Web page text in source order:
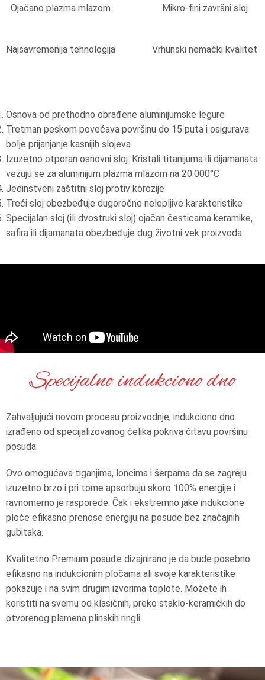
Ojačano plazma mlazom Mikro-fini završni sloj
Najsavremenija tehnologija Vrhunski nemački kvalitet
Osnova od prethodno obrađene aluminijumske legure
Tretman peskom povećava površinu do 15 puta i osigurava
bolje prijanjanje kasnijih slojeva
Izuzetno otporan osnovni sloj: Kristali titanijuma ili dijamanata
vezuju se za aluminijum plazma mlazom na 20.000°C
Jedinstveni zaštitni sloj protiv korozije
Treći sloj obezbeđuje dugoročne nelepljive karakteristike
Specijalan sloj (ili dvostruki sloj) ojačan česticama keramike,
safira ili dijamanata obezbeđuje dug životni vek proizvoda
Specijalno indukciono dno
Zahvaljujući novom procesu proizvodnje, indukciono dno
izrađeno od specijalizovanog čelika pokriva čitavu površinu
posuda.
Ovo omogućava tiganjima, loncima i šerpama da se zagreju
izuzetno brzo i pri tome apsorbuju skoro 100% energije i
ravnomerno je rasporede. Čak i ekstremno jake indukcione
ploče efikasno prenose energiju na posude bez značajnih
gubitaka.
Kvalitetno Premium posuđe dizajnirano je da bude posebno
efikasno na indukcionim pločama ali svoje karakteristike
pokazuje i na svim drugim izvorima toplote. Možete ih
koristiti na svemu od klasičnih, preko staklo-keramičkih do
otvorenog plamena plinskih ringli.